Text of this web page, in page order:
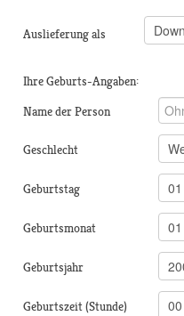
Auslieferung als
Ihre Geburts-Angaben:
Name der Person
Geschlecht
Geburtstag
Geburtsmonat
Geburtsjahr
Geburtszeit (Stunde)